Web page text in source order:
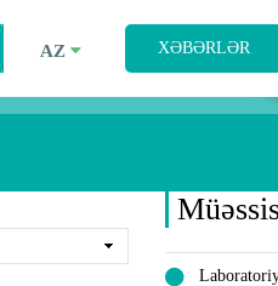
XƏBƏRLƏR
AZ